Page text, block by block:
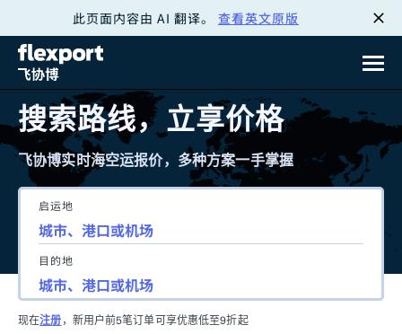
此页面内容由 AI 翻译。 查看英文原版
搜索路线，立享价格
飞协博实时海空运报价，多种方案一手掌握
启运地
目的地
现在注册 ，新用户前5笔订单可享优惠低至9折起